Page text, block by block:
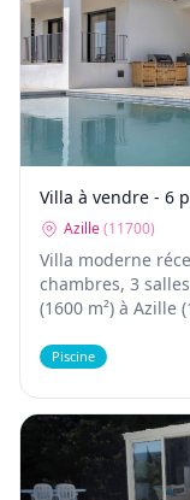
Villa à vendre - 6
Azille(11700)
Villa moderne
chambres, 3
(1600 m²) à Azille
Piscine